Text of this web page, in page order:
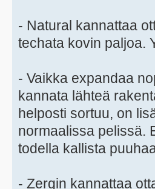
- Natural kannattaa
techata kovin paljoa.
- Vaikka expandaa
kannata lähteä
helposti sortuu, on
normaalissa pelissä.
todella kallista
- Zergin kannattaa